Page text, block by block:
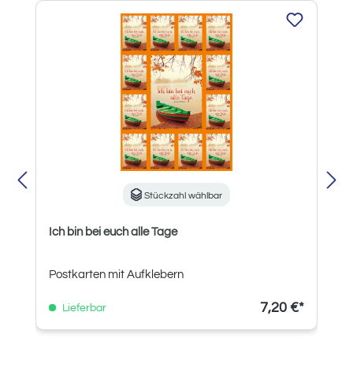
Produktgalerie überspringen
Stückzahl wählbar
Ich bin bei euch alle Tage
Postkarten mit Aufklebern
Lieferbar 7,20 €*